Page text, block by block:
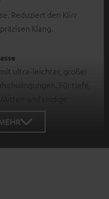
Reduziert den Klirr
Klang.
ultra-leichter, großer
Für tiefe,